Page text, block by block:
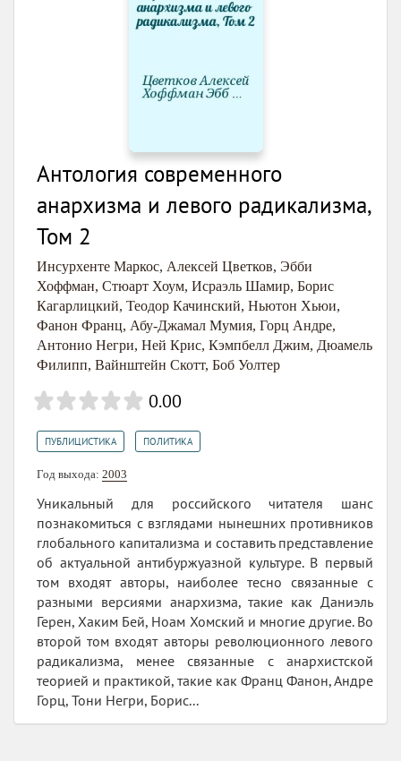
Антология современного
анархизма и левого радикализма,
Том 2
Инсурхенте Маркос, Алексей Цветков, Эбби
Хоффман, Стюарт Хоум, Исраэль Шамир, Борис
Кагарлицкий, Теодор Качинский, Ньютон Хьюи,
Фанон Франц, Абу-Джамал Мумия, Горц Андре,
Антонио Негри, Ней Крис, Кэмпбелл Джим, Дюамель
Филипп, Вайнштейн Скотт, Боб Уолтер
0.00
ПУБЛИЦИСТИКА ПОЛИТИКА
Год выхода: 2003
Уникальный для российского читателя шанс
познакомиться с взглядами нынешних противников
глобального капитализма и составить представление
об актуальной антибуржуазной культуре. В первый
том входят авторы, наиболее тесно связанные с
разными версиями анархизма, такие как Даниэль
Герен, Хаким Бей, Ноам Хомский и многие другие. Во
второй том входят авторы революционного левого
радикализма, менее связанные с анархистской
теорией и практикой, такие как Франц Фанон, Андре
Горц, Тони Негри, Борис...